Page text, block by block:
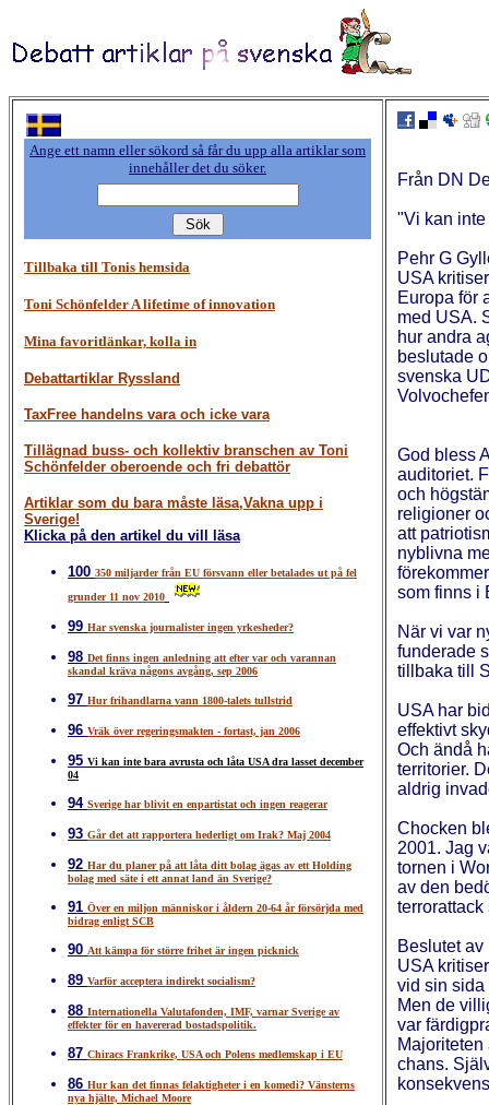
Ange ett namn eller sökord så får du upp alla artiklar som
innehåller det du söker.
Tillbaka till Tonis hemsida
Toni Schönfelder A lifetime of innovation
Mina favoritlänkar, kolla in
Debattartiklar Ryssland
TaxFree handelns vara och icke vara
Tillägnad buss- och kollektiv branschen av Toni
Schönfelder oberoende och fri debattör
Artiklar som du bara måste läsa,Vakna upp i
Sverige!
Klicka på den artikel du vill läsa
100 350 miljarder från EU försvann eller betalades ut på fel
grunder 11 nov 2010
99 Har svenska journalister ingen yrkesheder?
98 Det finns ingen anledning att efter var och varannan
skandal kräva någons avgång, sep 2006
97 Hur frihandlarna vann 1800-talets tullstrid
96 Vräk över regeringsmakten - fortast, jan 2006
95 Vi kan inte bara avrusta och låta USA dra lasset december
04
94 Sverige har blivit en enpartistat och ingen reagerar
93 Går det att rapportera hederligt om Irak? Maj 2004
92 Har du planer på att låta ditt bolag ägas av ett Holding
bolag med säte i ett annat land än Sverige?
91 Över en miljon människor i åldern 20-64 år försörjda med
bidrag enligt SCB
90 Att kämpa för större frihet är ingen picknick
89 Varför acceptera indirekt socialism?
88 Internationella Valutafonden, IMF, varnar Sverige av
effekter för en havererad bostadspolitik.
87 Chiracs Frankrike, USA och Polens medlemskap i EU
86 Hur kan det finnas felaktigheter i en komedi? Vänsterns
nya hjälte, Michael Moore
Från DN
"Vi kan
Pehr G
USA
Europa för
med USA.
hur andra
beslutade
svenska
God bless
auditoriet.
och
religioner
att
nyblivna
som finns i
När vi var
funderade
tillbaka till
USA har
effektivt
Och ändå
territorier.
aldrig
Chocken
2001. Jag
tornen i
av den
Beslutet
USA
vid sin sida
Men de
var
chans.